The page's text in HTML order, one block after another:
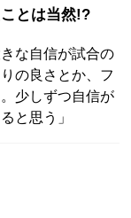
とは当然!?
な自信が試合の
の良さとか、フ
少しずつ自信が
と思う」